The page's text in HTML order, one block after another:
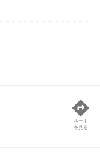
ルート
を見る